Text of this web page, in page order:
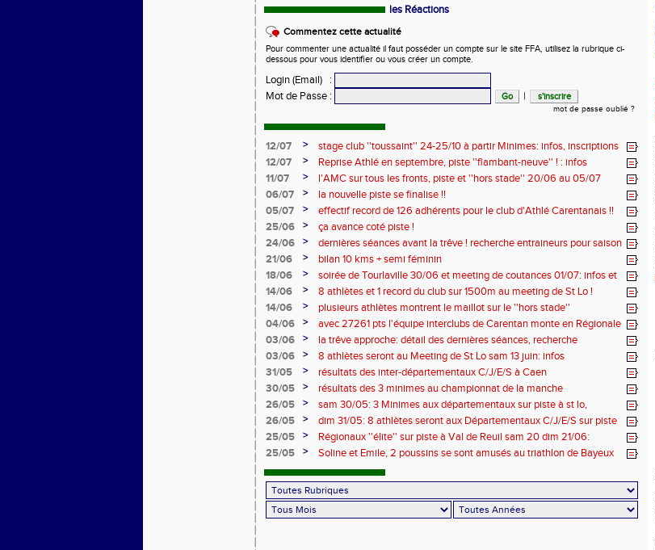
les Réactions
Commentez cette actualité
Pour commenter une actualité il faut posséder un compte sur le site FFA, utilisez la rubrique ci-
dessous pour vous identifier ou vous créer un compte.
Login (Email)
:
Mot de Passe : |
mot de passe oublié ?
12/07 >
stage club ''toussaint'' 24-25/10 à partir Minimes: infos, inscriptions
12/07
>
Reprise Athlé en septembre, piste ''flambant-neuve'' ! : infos
complètes !!
11/07 >
l'AMC sur tous les fronts, piste et ''hors stade'' 20/06 au 05/07
06/07
>
la nouvelle piste se finalise !!
05/07
>
effectif record de 126 adhérents pour le club d'Athlé Carentanais !!
25/06
>
ça avance coté piste !
24/06
>
dernières séances avant la trêve ! recherche entraineurs pour saison
2026/2027 !
21/06 >
bilan 10 kms + semi féminin
18/06
>
soirée de Tourlaville 30/06 et meeting de coutances 01/07: infos et
inscriptions
14/06 >
8 athlètes et 1 record du club sur 1500m au meeting de St Lo !
14/06
>
plusieurs athlètes montrent le maillot sur le ''hors stade''
04/06
>
avec 27261 pts l'équipe interclubs de Carentan monte en Régionale
!!
03/06 >
la trêve approche: détail des dernières séances, recherche
entraineurs pour saison 2026/2027 !
03/06 >
8 athlètes seront au Meeting de St Lo sam 13 juin: infos
31/05
>
résultats des inter-départementaux C/J/E/S à Caen
30/05
>
résultats des 3 minimes au championnat de la manche
26/05
>
sam 30/05: 3 Minimes aux départementaux sur piste à st lo,
horaires modifiées !!
26/05 >
dim 31/05: 8 athlètes seront aux Départementaux C/J/E/S sur piste
à Caen !
25/05 >
Régionaux ''élite'' sur piste à Val de Reuil sam 20 dim 21/06:
conditions de participation
25/05 > Soline et Emile, 2 poussins se sont amusés au triathlon de Bayeux